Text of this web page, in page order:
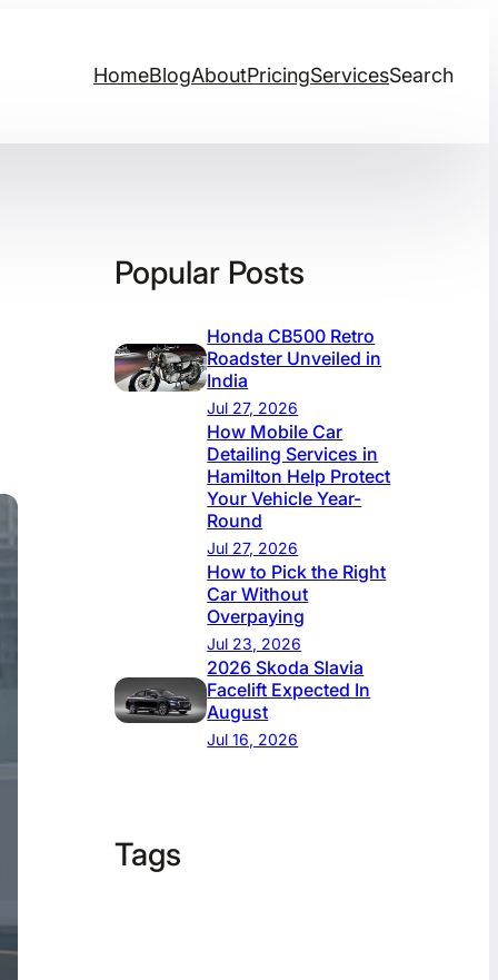
HomeBlogAboutPricingServicesSearch
Popular Posts
Honda CB500 Retro
Roadster Unveiled in
India
Jul 27, 2026
How Mobile Car
Detailing Services in
Hamilton Help Protect
Your Vehicle Year-
Round
Jul 27, 2026
How to Pick the Right
Car Without
Overpaying
Jul 23, 2026
2026 Skoda Slavia
Facelift Expected In
August
Jul 16, 2026
Tags